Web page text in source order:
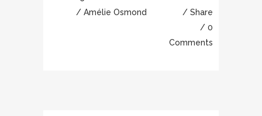
/ Amélie Osmond
Share
0
Comments